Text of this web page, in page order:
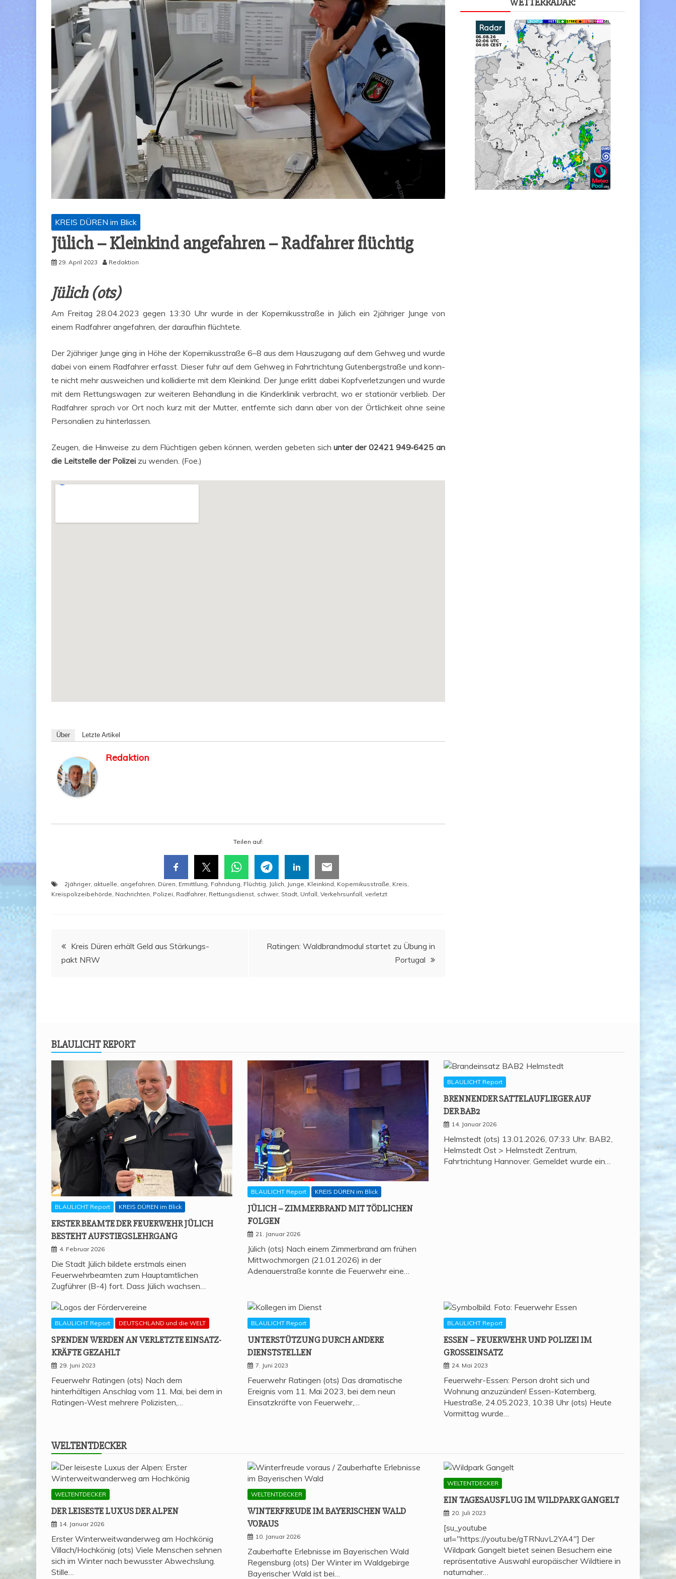
KREIS DÜREN im Blick
Jülich – Klein­kind ange­fah­ren – Rad­fah­rer flüchtig
29. April 2023 Redaktion
Jülich (ots)
Am Frei­tag 28.04.2023 gegen 13:30 Uhr wur­de in der Koper­ni­kus­stra­ße in Jülich ein 2jähriger Jun­ge von
einem Rad­fah­rer ange­fah­ren, der dar­auf­hin flüchtete.
Der 2jähriger Jun­ge ging in Höhe der Koper­ni­kus­stra­ße 6–8 aus dem Haus­zu­gang auf dem Geh­weg und wur­de
dabei von einem Rad­fah­rer erfasst. Die­ser fuhr auf dem Geh­weg in Fahrt­rich­tung Guten­berg­stra­ße und konn­
te nicht mehr aus­wei­chen und kol­li­dier­te mit dem Klein­kind. Der Jun­ge erlitt dabei Kopf­ver­let­zun­gen und wur­de
mit dem Ret­tungs­wa­gen zur wei­te­ren Behand­lung in die Kin­der­kli­nik ver­bracht, wo er sta­tio­när ver­blieb. Der
Rad­fah­rer sprach vor Ort noch kurz mit der Mut­ter, ent­fern­te sich dann aber von der Ört­lich­keit ohne sei­ne
Per­so­na­li­en zu hinterlassen.
Zeu­gen, die Hin­wei­se zu dem Flüch­ti­gen geben kön­nen, wer­den gebe­ten sichunter der 02421 949‑6425 an
die Leit­stel­le der Poli­zei zu wen­den. (Foe.)
Über Letz­te Artikel
Redaktion
Tei­len auf:
2jähriger, aktuelle, angefahren, Düren, Ermittlung, Fahndung, Flüchtig, Jülich, Junge, Kleinkind, Kopernikusstraße, Kreis,
Kreispolizeibehörde, Nachrichten, Polizei, Radfahrer, Rettungsdienst, schwer, Stadt, Unfall, Verkehrsunfall, verletzt
Beitragsnavigation
Kreis Düren erhält Geld aus Stär­kungs­
pakt NRW
Ratin­gen: Wald­brand­mo­dul star­tet zu Übung in
Portugal
BLAU­LICHT REPORT
BLAULICHT Report KREIS DÜREN im Blick
ERS­TER BEAM­TE DER FEU­ER­WEHR JÜLICH
BESTEHT AUFSTIEGSLEHRGANG
4. Februar 2026
Die Stadt Jülich bildete erstmals einen
Feuerwehrbeamten zum Hauptamtlichen
Zugführer (B-4) fort. Dass Jülich wachsen…
BLAULICHT Report KREIS DÜREN im Blick
JÜLICH – ZIM­MER­BRAND MIT TÖD­LI­CHEN
FOLGEN
21. Januar 2026
Jülich (ots) Nach einem Zimmerbrand am frühen
Mittwochmorgen (21.01.2026) in der
Adenauerstraße konnte die Feuerwehr eine…
BLAULICHT Report
BREN­NEN­DER SAT­TEL­AUF­LIE­GER AUF
DER BAB2
14. Januar 2026
Helmstedt (ots) 13.01.2026, 07:33 Uhr. BAB2,
Helmstedt Ost > Helmstedt Zentrum,
Fahrtrichtung Hannover. Gemeldet wurde ein…
BLAULICHT Report DEUTSCHLAND und die WELT
SPEN­DEN WER­DEN AN VER­LETZ­TE EIN­SATZ­
KRÄF­TE GEZAHLT
29. Juni 2023
Feuerwehr Ratingen (ots) Nach dem
hinterhältigen Anschlag vom 11. Mai, bei dem in
Ratingen-West mehrere Polizisten,…
BLAULICHT Report
UNTER­STÜT­ZUNG DURCH ANDE­RE
DIENSTSTELLEN
7. Juni 2023
Feuerwehr Ratingen (ots) Das dramatische
Ereignis vom 11. Mai 2023, bei dem neun
Einsatzkräfte von Feuerwehr,…
BLAULICHT Report
ESSEN – FEU­ER­WEHR UND POLI­ZEI IM
GROSSEINSATZ
24. Mai 2023
Feuerwehr-Essen: Person droht sich und
Wohnung anzuzünden! Essen-Katernberg,
Huestraße, 24.05.2023, 10:38 Uhr (ots) Heute
Vormittag wurde…
WELT­ENT­DE­CKER
WELTENTDECKER
DER LEI­SES­TE LUXUS DER ALPEN
14. Januar 2026
Erster Winterweitwanderweg am Hochkönig
Villach/Hochkönig (ots) Viele Menschen sehnen
sich im Winter nach bewusster Abwechslung.
Stille…
WELTENTDECKER
WIN­TER­FREU­DE IM BAYE­RI­SCHEN WALD
VORAUS
10. Januar 2026
Zauberhafte Erlebnisse im Bayerischen Wald
Regensburg (ots) Der Winter im Waldgebirge
Bayerischer Wald ist bei…
WELTENTDECKER
EIN TAGES­AUS­FLUG IM WILD­PARK GANGELT
20. Juli 2023
[su_youtube
url="https://youtu.be/gTRNuvL2YA4"] Der
Wildpark Gangelt bietet seinen Besuchern eine
repräsentative Auswahl europäischer Wildtiere in
naturnaher…